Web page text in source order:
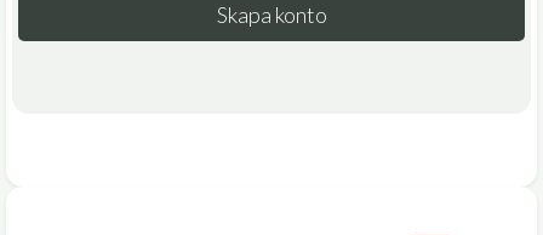
Skapa konto